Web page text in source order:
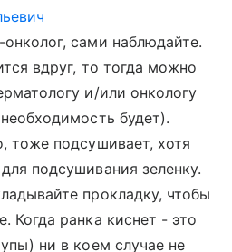
сами наблюдайте.
вдруг, то тогда можно
и/или онкологу
будет).
тоже подсушивает, хотя
подсушивания зеленку.
прокладку, чтобы
Когда ранка киснет - это
ни в коем случае не